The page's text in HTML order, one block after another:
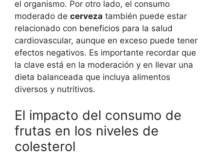
el organismo. Por otro lado, el consumo
moderado de cerveza también puede estar
relacionado con beneficios para la salud
cardiovascular, aunque en exceso puede tener
efectos negativos. Es importante recordar que
la clave está en la moderación y en llevar una
dieta balanceada que incluya alimentos
diversos y nutritivos.
El impacto del consumo de
frutas en los niveles de
colesterol